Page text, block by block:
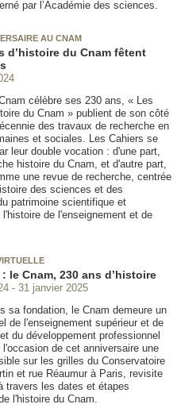
par l’Académie des sciences.
AU CNAM
d’histoire du Cnam fêtent
célèbre ses 230 ans, « Les
du Cnam » publient de son côté
des travaux de recherche en
et sociales. Les Cahiers se
leur double vocation : d'une part,
histoire du Cnam, et d'autre part,
une revue de recherche, centrée
des sciences et des
patrimoine scientifique et
de l'enseignement et de
le Cnam, 230 ans d’histoire
31 janvier 2025
sa fondation, le Cnam demeure un
de l'enseignement supérieur et de
du développement professionnel
de cet anniversaire une
sur les grilles du Conservatoire
et rue Réaumur à Paris, revisite
travers les dates et étapes
l'histoire du Cnam.